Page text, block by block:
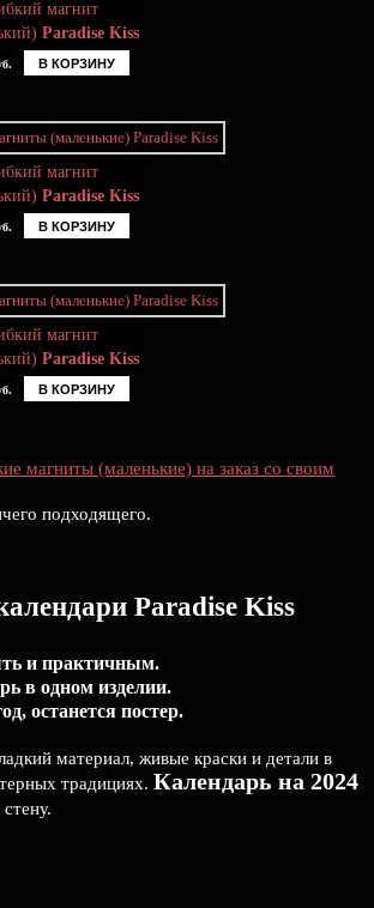
магнит
Paradise Kiss
В КОРЗИНУ
магнит
Paradise Kiss
В КОРЗИНУ
магнит
Paradise Kiss
В КОРЗИНУ
магниты (маленькие) на заказ со своим
подходящего.
Paradise Kiss
и практичным.
в одном изделии.
останется постер.
материал, живые краски и детали в
традициях. Календарь на 2024